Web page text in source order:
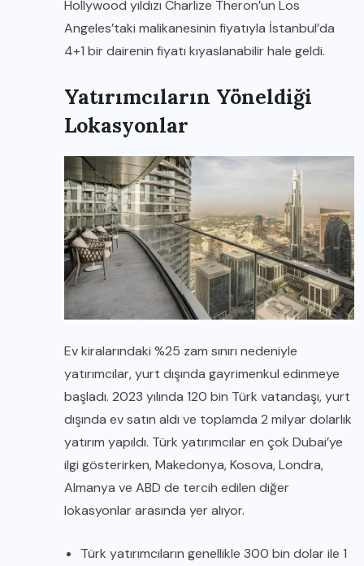
Hollywood yıldızı Charlize Theron’un Los
Angeles’taki malikanesinin fiyatıyla İstanbul’da
4+1 bir dairenin fiyatı kıyaslanabilir hale geldi.
Yatırımcıların Yöneldiği
Lokasyonlar
Ev kiralarındaki %25 zam sınırı nedeniyle
yatırımcılar, yurt dışında gayrimenkul edinmeye
başladı. 2023 yılında 120 bin Türk vatandaşı, yurt
dışında ev satın aldı ve toplamda 2 milyar dolarlık
yatırım yapıldı. Türk yatırımcılar en çok Dubai’ye
ilgi gösterirken, Makedonya, Kosova, Londra,
Almanya ve ABD de tercih edilen diğer
lokasyonlar arasında yer alıyor.
Türk yatırımcıların genellikle 300 bin dolar ile 1